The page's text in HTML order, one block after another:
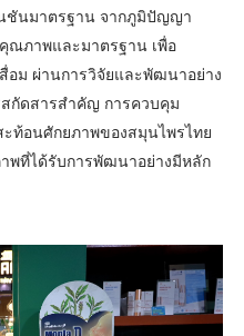
ชันมาตรฐาน จากภูมิปัญญา
ภาพและมาตรฐาน เพื่อ
อม ผ่านการวิจัยและพัฒนาอย่าง
กัดสารสำคัญ การควบคุม
ท้อนศักยภาพของสมุนไพรไทย
พที่ได้รับการพัฒนาอย่างมีหลัก